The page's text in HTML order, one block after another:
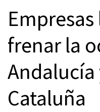
frenar la
Andalucía
Cataluña